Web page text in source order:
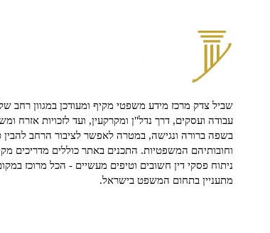
שביל צדק מרכז מידע משפטי מקיף ומעודכן במגוון רחב
עבודה ועסקים, דרך נדל"ן ומקרקעין, ועד לזכויות אזרח
בשפה ברורה ונגישה, במטרה לאפשר לציבור הרחב להבין
וחובותיהם המשפטיות. התכנים באתר כוללים מדריכים
ניתוח פסקי דין חשובים וטיפים מעשיים - הכל מרוכז
מתעניין בתחום המשפט בישראל.